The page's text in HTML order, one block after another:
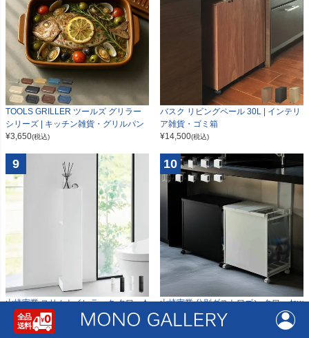
TOOLS GRILLER ツールズ グリラー
シリーズ | キッチン雑貨・グリルパン
¥3,650(税込)
バスク リビングペール 30L | インテリ
ア雑貨・ゴミ箱
¥14,500(税込)
9
山崎実業 スリムトイレラック タワー t
ower | トイレ雑貨・タワーシリーズ
6,200(税込)
10
山崎実業 分別ダストワゴン タワー tow
er | インテリア雑貨・タワーシリー
ズ・ゴミ箱